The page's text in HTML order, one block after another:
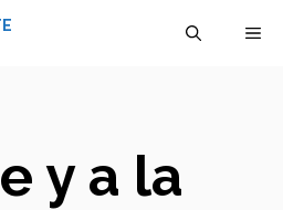
y a la